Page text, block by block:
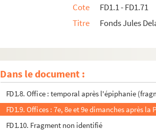
Cote
FD1.1 - FD1.71
Titre
Fonds Jules
Dans le document :
FD1.5. Fragment non identifié
FD1.6. Collectaire (fragm.)
FD1.7. Julien Pomère, De vita contemplativa
FD1.8. Office : temporal après l'épiphanie
FD1.9. Offices : 7e, 8e et 9e dimanches après la
FD1.10. Fragment non identifié